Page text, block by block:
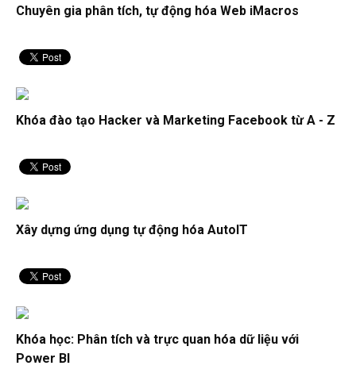
Cách làm giảm rung video trong Premiere Pro chi tiết
Chuyên gia phân tích, tự động hóa Web iMacros
Khóa đào tạo Hacker và Marketing Facebook từ A - Z
Xây dựng ứng dụng tự động hóa AutoIT
Khóa học: Phân tích và trực quan hóa dữ liệu với
Power BI